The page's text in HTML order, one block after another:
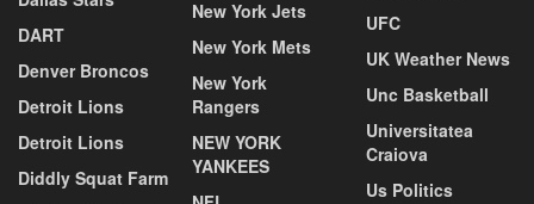
DART
Denver Broncos
Detroit Lions
Detroit Lions
Diddly Squat Farm
New York Jets
New York Mets
New York
Rangers
NEW YORK
YANKEES
UFC
UK Weather News
Unc Basketball
Universitatea
Craiova
Us Politics